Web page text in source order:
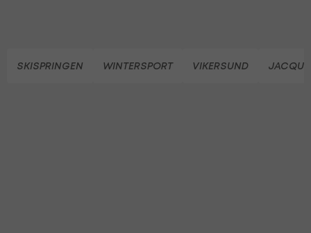
SKISPRINGEN WINTERSPORT VIKERSUND